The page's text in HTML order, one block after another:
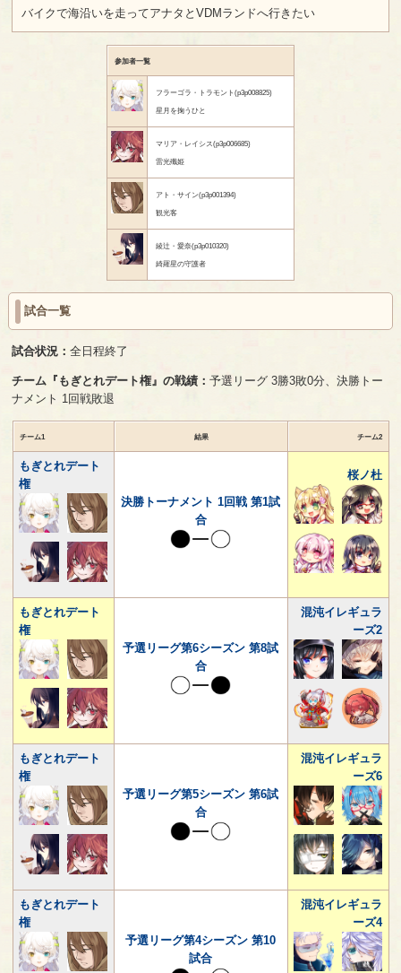
バイクで海沿いを走ってアナタとVDMランドへ行きたい
参加者一覧
フラーゴラ・トラモント(p3p008825)
星月を掬うひと
マリア・レイシス(p3p006685)
雷光殲姫
アト・サイン(p3p001394)
観光客
綾辻・愛奈(p3p010320)
綺羅星の守護者
試合一覧
試合状況：全日程終了
チーム『もぎとれデート権』の戦績：予選リーグ 3勝3敗0分、決勝トー
ナメント 1回戦敗退
チーム1 結果 チーム2
もぎとれデート
権
決勝トーナメント 1回戦 第1試
合
桜ノ杜
もぎとれデート
権
予選リーグ第6シーズン 第8試
合
混沌イレギュラ
ーズ2
もぎとれデート
権
予選リーグ第5シーズン 第6試
合
混沌イレギュラ
ーズ6
もぎとれデート
権
予選リーグ第4シーズン 第10
試合
混沌イレギュラ
ーズ4